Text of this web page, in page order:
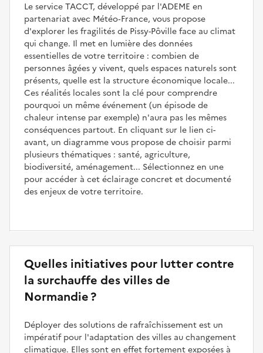
Le service TACCT, développé par l'ADEME en
partenariat avec Météo‑France, vous propose
d'explorer les fragilités de Pissy-Pôville face au climat
qui change. Il met en lumière des données
essentielles de votre territoire : combien de
personnes âgées y vivent, quels espaces naturels sont
présents, quelle est la structure économique locale...
Ces réalités locales sont la clé pour comprendre
pourquoi un même événement (un épisode de
chaleur intense par exemple) n'aura pas les mêmes
conséquences partout. En cliquant sur le lien ci-
avant, un diagramme vous propose de choisir parmi
plusieurs thématiques : santé, agriculture,
biodiversité, aménagement... Sélectionnez en une
pour accéder à cet éclairage concret et documenté
des enjeux de votre territoire.
Quelles initiatives pour lutter contre
la surchauffe des villes de
Normandie ?
Déployer des solutions de rafraîchissement est un
impératif pour l'adaptation des villes au changement
climatique. Elles sont en effet fortement exposées à